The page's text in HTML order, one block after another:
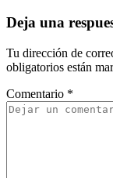
Deja una
Tu dirección de
obligatorios están
Comentario *